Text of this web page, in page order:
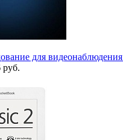
для видеонаблюдения
руб.